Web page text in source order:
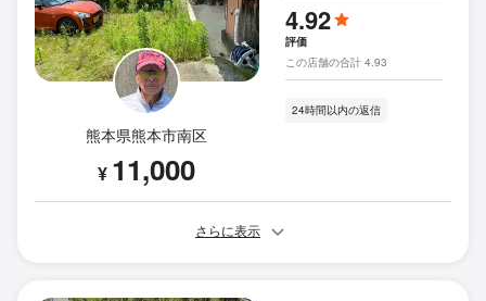
熊本県熊本市南区
¥ 11,000
4.92
評価
この店舗の合計 4.93
24時間以内の返信
さらに表示